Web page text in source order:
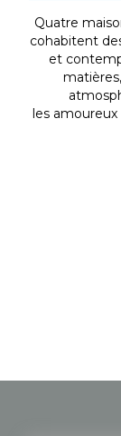
Quatre
cohabitent
et
les